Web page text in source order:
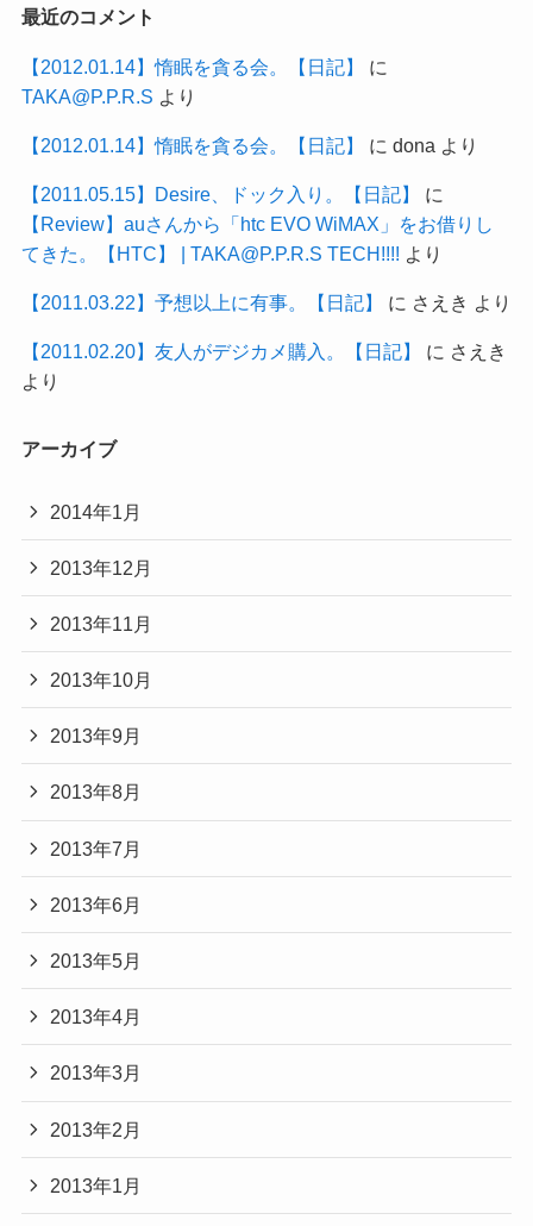
最近のコメント
【2012.01.14】惰眠を貪る会。【日記】
に
TAKA@P.P.R.S より
【2012.01.14】惰眠を貪る会。【日記】 に dona より
【2011.05.15】Desire、ドック入り。【日記】
に
【Review】auさんから「htc EVO WiMAX」をお借りし
てきた。【HTC】 | TAKA@P.P.R.S TECH!!!! より
【2011.03.22】予想以上に有事。【日記】 に さえき より
【2011.02.20】友人がデジカメ購入。【日記】 に さえき
より
アーカイブ
2014年1月
2013年12月
2013年11月
2013年10月
2013年9月
2013年8月
2013年7月
2013年6月
2013年5月
2013年4月
2013年3月
2013年2月
2013年1月